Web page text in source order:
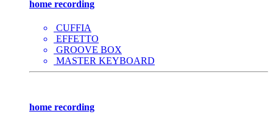
home recording
CUFFIA
EFFETTO
GROOVE BOX
MASTER KEYBOARD
home recording